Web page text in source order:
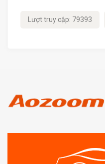
Lượt truy cập: 79393